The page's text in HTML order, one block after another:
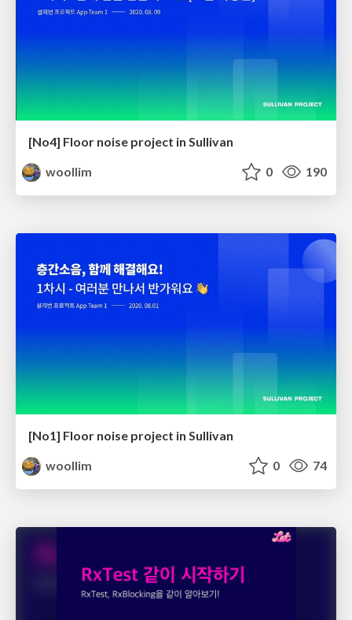
[No4] Floor noise project in Sullivan
woollim
0 190
[No1] Floor noise project in Sullivan
woollim
0 74